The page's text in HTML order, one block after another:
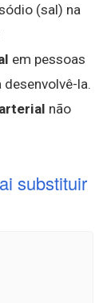
(sal) na
em pessoas
la.
arterial não
substituir